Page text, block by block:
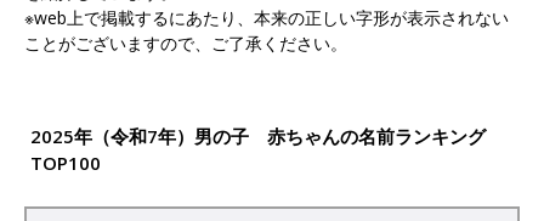
※web上で掲載するにあたり、本来の正しい字形が表示されない
ことがございますので、ご了承ください。
2025年（令和7年）男の子 赤ちゃんの名前ランキング
TOP100